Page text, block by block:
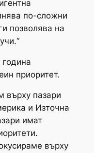
по-сложни
позволява на
приоритет.
върху пазари
и Източна
имат
върху